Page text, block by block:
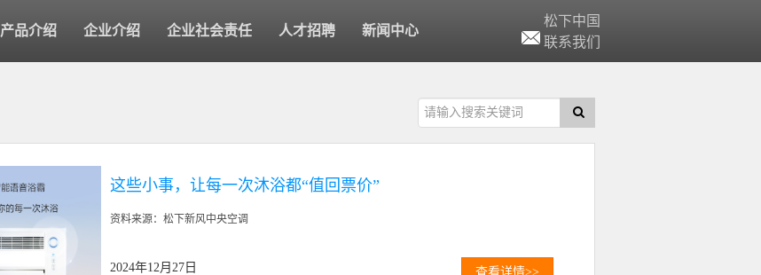
产品介绍 企业介绍 企业社会责任 人才招聘 新闻中心
松下中国
联系我们
这些小事，让每一次沐浴都“值回票价”
资料来源：松下新风中央空调
2024年12月27日 查看详情>>